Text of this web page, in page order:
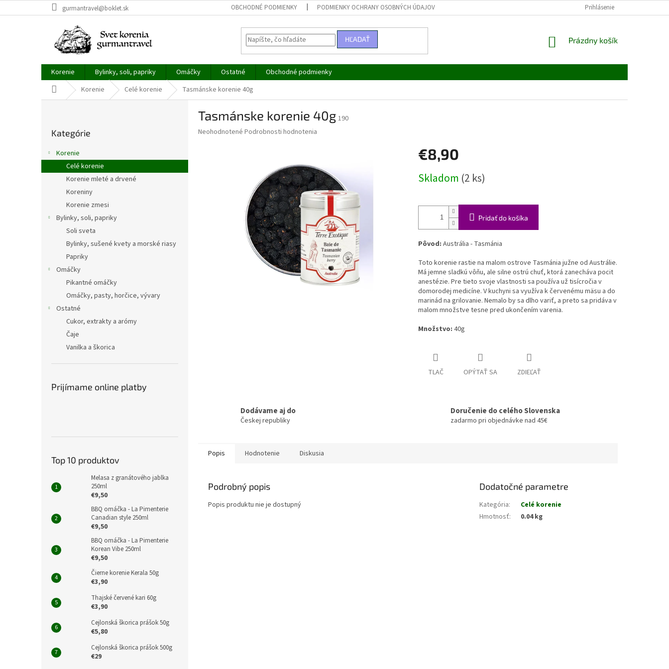
na
gurmantravel@boklet.sk OBCHODNÉ PODMIENKY PODMIENKY OCHRANY OSOBNÝCH ÚDAJOV Prihlásenie
HĽADAŤ
NÁKUPNÝ
Prázdny košík
Korenie Bylinky, soli, papriky Omáčky Ostatné
Obchodné podmienky
DomovKorenie Celé korenie Tasmánske korenie 40g
p
a
kategórie
Kategórie
Korenie
Celé korenie
Korenie mleté a drvené
Koreniny
Korenie zmesi
Bylinky, soli, papriky
Soli sveta
Bylinky, sušené kvety a morské riasy
Papriky
Omáčky
Pikantné omáčky
Omáčky, pasty, horčice, vývary
Ostatné
Cukor, extrakty a arómy
Čaje
Vanilka a škorica
Prijímame online platby
Top 10 produktov
Melasa z granátového jablka
250ml
€9,50
BBQ omáčka - La Pimenterie
Canadian style 250ml
€9,50
BBQ omáčka - La Pimenterie
Korean Vibe 250ml
€9,50
Čierne korenie Kerala 50g
€3,90
Thajské červené kari 60g
€3,90
Cejlonská škorica prášok 50g
€5,80
Cejlonská škorica prášok 500g
€29
Tasmánske korenie 40g 190
Priemerné
Neohodnotené Podrobnosti hodnotenia
€8,90
cena:
Skladom (2 ks)
Pridať do košíka
Pôvod: Austrália - Tasmánia
Toto korenie rastie na malom ostrove Tasmánia južne od Austrálie.
Má jemne sladkú vôňu, ale silne ostrú chuť, ktorá zanecháva pocit
anestézie. Pre tieto svoje vlastnosti sa používa už tisícročia v
domorodej medicíne. V kuchyni sa využíva k červenému mäsu a do
marinád na grilovanie. Nemalo by sa dlho variť, a preto sa pridáva v
malom množstve tesne pred ukončením varenia.
Množstvo: 40g
TLAČ OPÝTAŤ SA ZDIEĽAŤ
Dodávame aj do
Českej republiky
Doručenie do celého Slovenska
zadarmo pri objednávke nad 45€
Popis Hodnotenie Diskusia
Podrobný popis
Popis produktu nie je dostupný
Dodatočné parametre
Kategória:
Celé korenie
Hmotnosť: 0.04 kg